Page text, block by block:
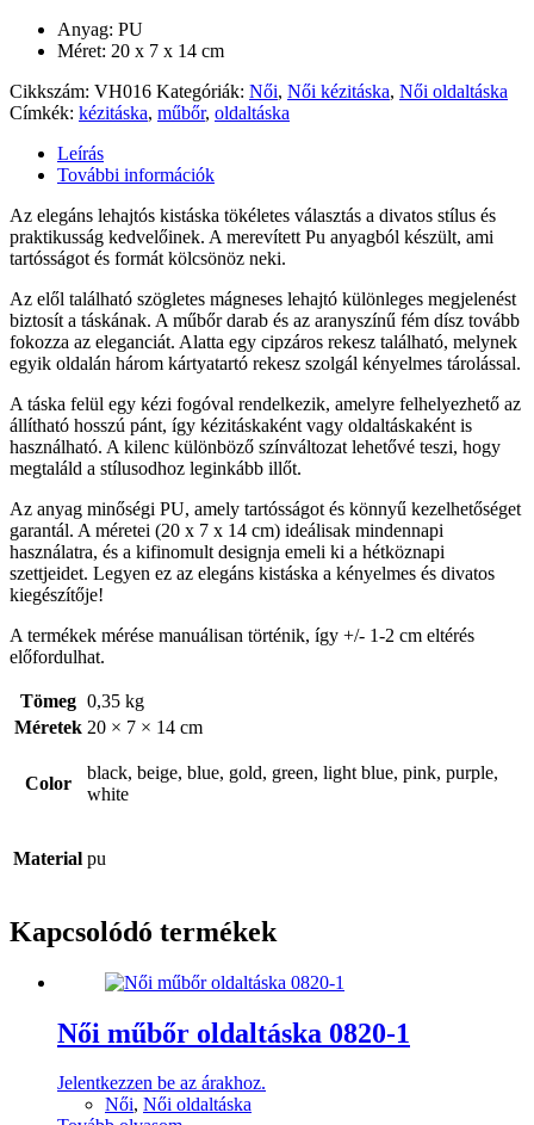
Anyag: PU
Méret: 20 x 7 x 14 cm
Cikkszám: VH016 Kategóriák: Női, Női kézitáska, Női oldaltáska
Címkék: kézitáska, műbőr, oldaltáska
Leírás
További információk
Az elegáns lehajtós kistáska tökéletes választás a divatos stílus és
praktikusság kedvelőinek. A merevített Pu anyagból készült, ami
tartósságot és formát kölcsönöz neki.
Az elől található szögletes mágneses lehajtó különleges megjelenést
biztosít a táskának. A műbőr darab és az aranyszínű fém dísz tovább
fokozza az eleganciát. Alatta egy cipzáros rekesz található, melynek
egyik oldalán három kártyatartó rekesz szolgál kényelmes tárolással.
A táska felül egy kézi fogóval rendelkezik, amelyre felhelyezhető az
állítható hosszú pánt, így kézitáskaként vagy oldaltáskaként is
használható. A kilenc különböző színváltozat lehetővé teszi, hogy
megtaláld a stílusodhoz leginkább illőt.
Az anyag minőségi PU, amely tartósságot és könnyű kezelhetőséget
garantál. A méretei (20 x 7 x 14 cm) ideálisak mindennapi
használatra, és a kifinomult designja emeli ki a hétköznapi
szettjeidet. Legyen ez az elegáns kistáska a kényelmes és divatos
kiegészítője!
A termékek mérése manuálisan történik, így +/- 1-2 cm eltérés
előfordulhat.
Tömeg 0,35 kg
Méretek 20 × 7 × 14 cm
Color
black, beige, blue, gold, green, light blue, pink, purple,
white
Material pu
Kapcsolódó termékek
Női műbőr oldaltáska 0820-1
Jelentkezzen be az árakhoz.
Női, Női oldaltáska